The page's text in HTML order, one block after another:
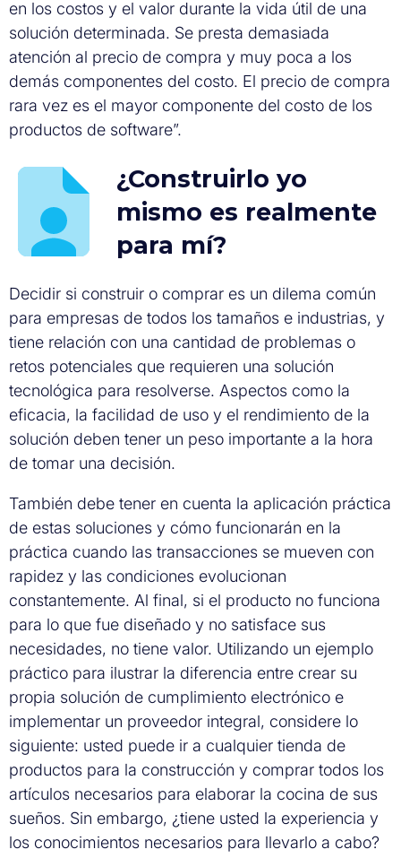
en los costos y el valor durante la vida útil de una
solución determinada. Se presta demasiada
atención al precio de compra y muy poca a los
demás componentes del costo. El precio de compra
rara vez es el mayor componente del costo de los
productos de software”.
¿Construirlo yo
mismo es realmente
para mí?
Decidir si construir o comprar es un dilema común
para empresas de todos los tamaños e industrias, y
tiene relación con una cantidad de problemas o
retos potenciales que requieren una solución
tecnológica para resolverse. Aspectos como la
eficacia, la facilidad de uso y el rendimiento de la
solución deben tener un peso importante a la hora
de tomar una decisión.
También debe tener en cuenta la aplicación práctica
de estas soluciones y cómo funcionarán en la
práctica cuando las transacciones se mueven con
rapidez y las condiciones evolucionan
constantemente. Al final, si el producto no funciona
para lo que fue diseñado y no satisface sus
necesidades, no tiene valor. Utilizando un ejemplo
práctico para ilustrar la diferencia entre crear su
propia solución de cumplimiento electrónico e
implementar un proveedor integral, considere lo
siguiente: usted puede ir a cualquier tienda de
productos para la construcción y comprar todos los
artículos necesarios para elaborar la cocina de sus
sueños. Sin embargo, ¿tiene usted la experiencia y
los conocimientos necesarios para llevarlo a cabo?